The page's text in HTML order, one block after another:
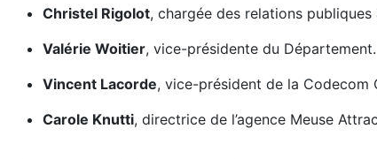
Christel Rigolot, chargée des relations
Valérie Woitier, vice-présidente du Département.
Vincent Lacorde, vice-président de la Codecom
Carole Knutti, directrice de l’agence Meuse